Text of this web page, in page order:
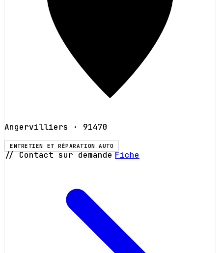
Angervilliers · 91470
ENTRETIEN ET RÉPARATION AUTO
// Contact sur demande Fiche